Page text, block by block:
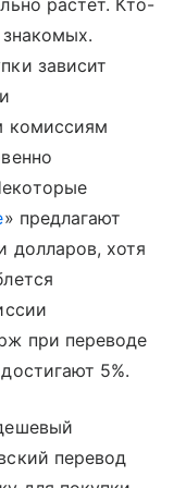
растет. Кто-
зависит
комиссиям
» предлагают
долларов, хотя
при переводе
5%.
перевод